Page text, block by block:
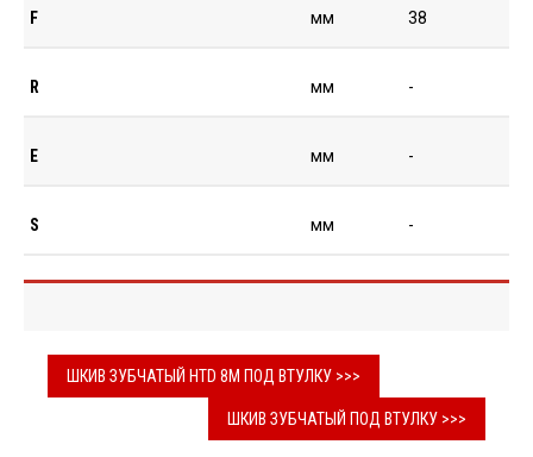
F мм 38
R мм -
E мм -
S мм -
ШКИВ ЗУБЧАТЫЙ HTD 8M ПОД ВТУЛКУ >>>
ШКИВ ЗУБЧАТЫЙ ПОД ВТУЛКУ >>>